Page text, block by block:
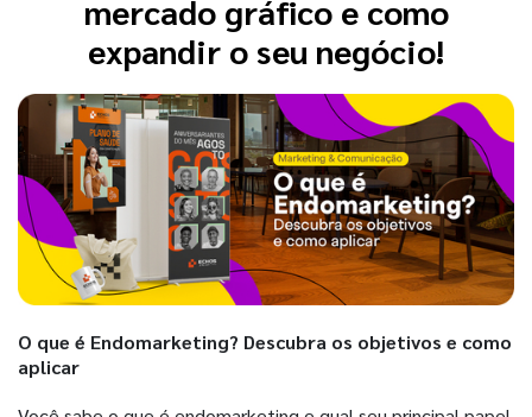
mercado gráfico e como
expandir o seu negócio!
O que é Endomarketing? Descubra os objetivos e como
aplicar